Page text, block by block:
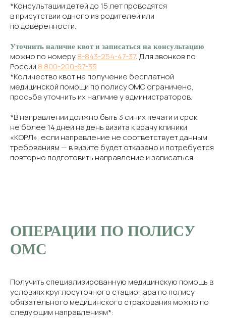
*Консультации детей до 15 лет проводятся
в присутствии одного из родителей или
по доверенности.
Уточнить наличие квот и записаться на консультацию
можно по номеру8-843-254-47-37. Для звонков по
России 8 800-200-67-35
*Количество квот на получение бесплатной
медицинской помощи по полису ОМС ограничено,
просьба уточнить их наличие у администраторов.
*В направлении должно быть 3 синих печати и срок
не более 14 дней на день визита к врачу клиники
«КОРЛ», если направление не соответствует данным
требованиям — в визите будет отказано и потребуется
повторно подготовить направление и записаться.
ОПЕРАЦИИ ПО ПОЛИСУ
ОМС
Получить специализированную медицинскую помощь в
условиях круглосуточного стационара по полису
обязательного медицинского страхования можно по
следующим направлениям*: